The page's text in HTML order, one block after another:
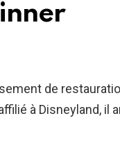
de
à Disneyland, il